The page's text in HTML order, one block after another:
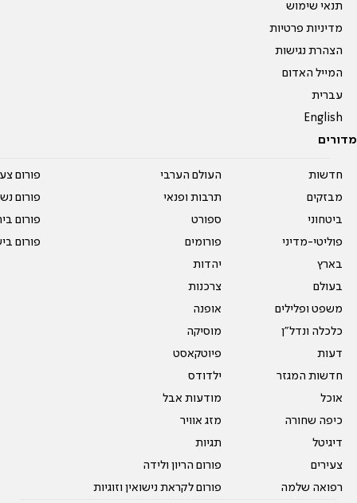
תנאי שימוש
מדיניות פרטיות
הצהרת נגישות
המייל האדום
עברית
English
מדורים
חדשות
מבזקים
ביטחוני
פוליטי-מדיני
בארץ
בעולם
משפט ופלילים
כלכלה ונדל"ן
דעות
חדשות המגזר
אוכל
כיפה שחורה
דיגיטל
צעירים
רפואה שלמה
העולם הערבי
תרבות ופנאי
ספורט
פורומים
יהדות
צרכנות
אופנה
מוסיקה
פיוטקאסט
ילדודס
מודעות אבל
מזג אוויר
תגיות
פורום הריון ולידה
פורום לקראת נישואין וזוגיות
פורום
פורום
פורום
פורום